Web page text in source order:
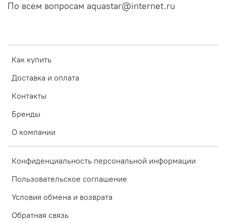
Как купить
Доставка и оплата
Контакты
Бренды
О компании
Конфиденциальность персональной информации
Пользовательское соглашение
Условия обмена и возврата
Обратная связь
По всем вопросам aquastar@internet.ru